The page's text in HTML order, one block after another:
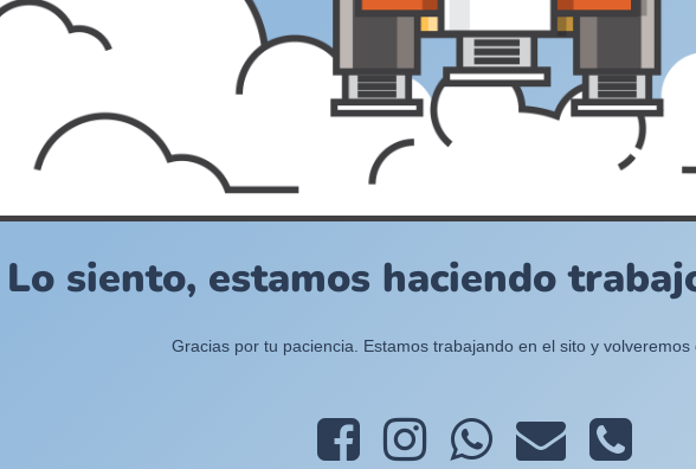
Lo siento, estamos haciendo
Gracias por tu paciencia. Estamos trabajando en el sito y volveremos